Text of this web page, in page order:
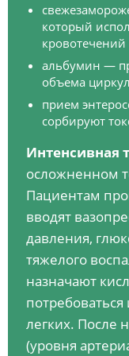
который
альбумин —
объема
прием
сорбируют
Интенсивная
осложненном
Пациентам
вводят
давления,
тяжелого
назначают
легких. После
(уровня